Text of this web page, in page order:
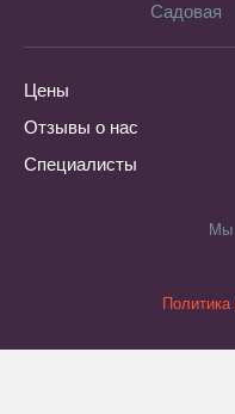
Садовая
Цены
Отзывы о нас
Специалисты
Мы